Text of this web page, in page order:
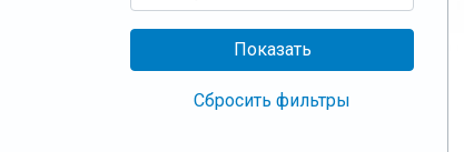
Показать
Сбросить фильтры